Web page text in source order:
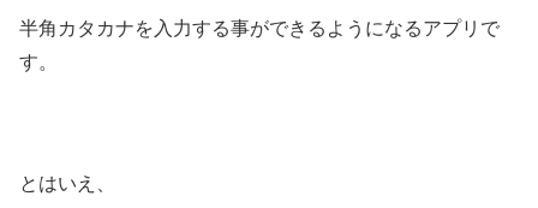
半角カタカナを入力する事ができるようになるアプリで
す。
とはいえ、